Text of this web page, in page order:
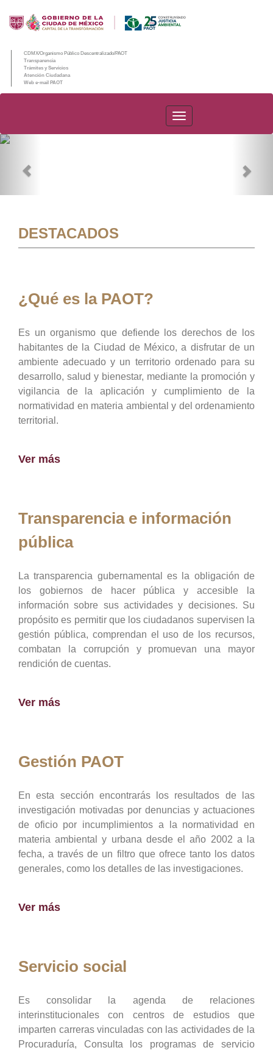
CDMX/Organismo Público Descentralizado/PAOT
Transparencia
Trámites y Servicios
Atención Ciudadana
Web e-mail PAOT
PAOT
DESTACADOS
¿Qué es la PAOT?
Es un organismo que defiende los derechos de los
habitantes de la Ciudad de México, a disfrutar de un
ambiente adecuado y un territorio ordenado para su
desarrollo, salud y bienestar, mediante la promoción y
vigilancia de la aplicación y cumplimiento de la
normatividad en materia ambiental y del ordenamiento
territorial.
Ver más
Transparencia e información
pública
La transparencia gubernamental es la obligación de
los gobiernos de hacer pública y accesible la
información sobre sus actividades y decisiones. Su
propósito es permitir que los ciudadanos supervisen la
gestión pública, comprendan el uso de los recursos,
combatan la corrupción y promuevan una mayor
rendición de cuentas.
Ver más
Gestión PAOT
En esta sección encontrarás los resultados de las
investigación motivadas por denuncias y actuaciones
de oficio por incumplimientos a la normatividad en
materia ambiental y urbana desde el año 2002 a la
fecha, a través de un filtro que ofrece tanto los datos
generales, como los detalles de las investigaciones.
Ver más
Servicio social
Es consolidar la agenda de relaciones
interinstitucionales con centros de estudios que
imparten carreras vinculadas con las actividades de la
Procuraduría, Consulta los programas de servicio